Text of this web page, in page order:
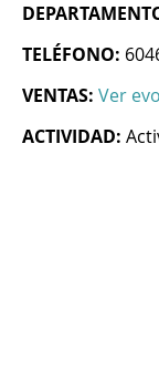
TELÉFONO:
VENTAS: Ver
ACTIVIDAD: